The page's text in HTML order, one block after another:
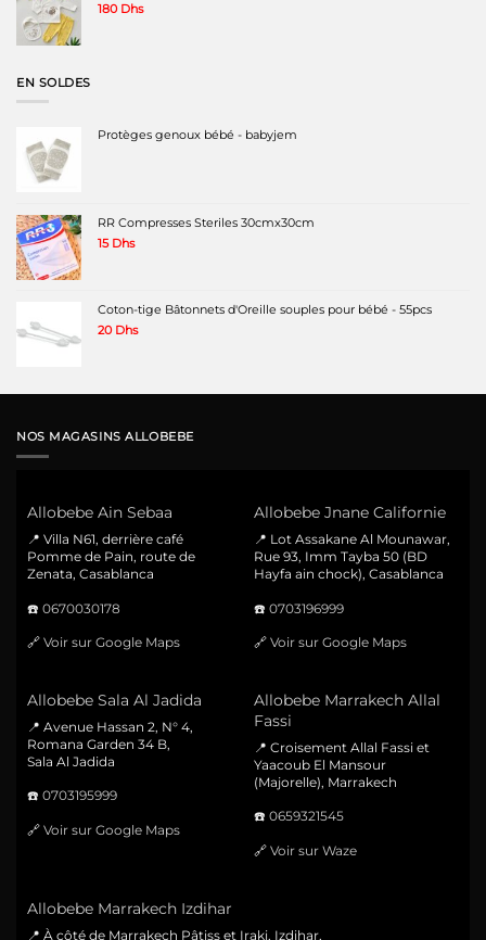
180 Dhs
EN SOLDES
Protèges genoux bébé - babyjem
RR Compresses Steriles 30cmx30cm
15 Dhs
Coton-tige Bâtonnets d'Oreille souples pour bébé - 55pcs
20 Dhs
NOS MAGASINS ALLOBEBE
Allobebe Ain Sebaa
📍 Villa N61, derrière café
Pomme de Pain, route de
Zenata, Casablanca
☎️ 0670030178
🔗 Voir sur Google Maps
Allobebe Jnane Californie
📍 Lot Assakane Al Mounawar,
Rue 93, Imm Tayba 50 (BD
Hayfa ain chock), Casablanca
☎️ 0703196999
🔗 Voir sur Google Maps
Allobebe Sala Al Jadida
📍 Avenue Hassan 2, N° 4,
Romana Garden 34 B,
Sala Al Jadida
☎️ 0703195999
🔗 Voir sur Google Maps
Allobebe Marrakech Allal
Fassi
📍 Croisement Allal Fassi et
Yaacoub El Mansour
(Majorelle), Marrakech
☎️ 0659321545
🔗 Voir sur Waze
Allobebe Marrakech Izdihar
📍 À côté de Marrakech Pâtiss et Iraki, Izdihar,